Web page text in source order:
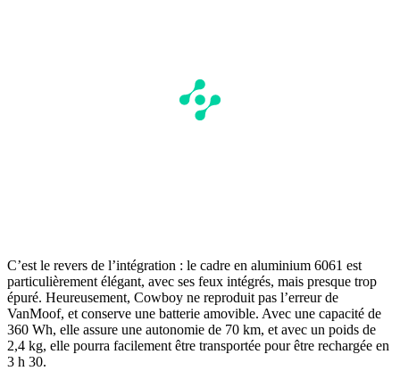
C’est le revers de l’intégration : le cadre en aluminium 6061 est
particulièrement élégant, avec ses feux intégrés, mais presque trop
épuré. Heureusement, Cowboy ne reproduit pas l’erreur de
VanMoof, et conserve une batterie amovible. Avec une capacité de
360 Wh, elle assure une autonomie de 70 km, et avec un poids de
2,4 kg, elle pourra facilement être transportée pour être rechargée en
3 h 30.